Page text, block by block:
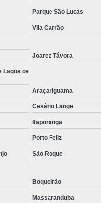
Hiperbárica
Parque São Lucas
Vila Carrão
Joarez Távora
Lagoa de
Araçariguama
Cesário Lange
Itaporanga
Porto Feliz
São Roque
Boqueirão
Massaranduba